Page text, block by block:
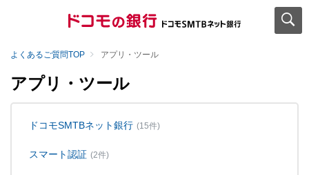
よくあるご質問TOP アプリ・ツール
アプリ・ツール
ドコモSMTBネット銀行 (15件)
スマート認証 (2件)